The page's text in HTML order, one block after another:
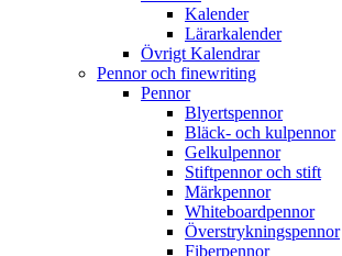
Kalender
Lärarkalender
Övrigt Kalendrar
Pennor och finewriting
Pennor
Blyertspennor
Bläck- och kulpennor
Gelkulpennor
Stiftpennor och stift
Märkpennor
Whiteboardpennor
Överstrykningspennor
Fiberpennor